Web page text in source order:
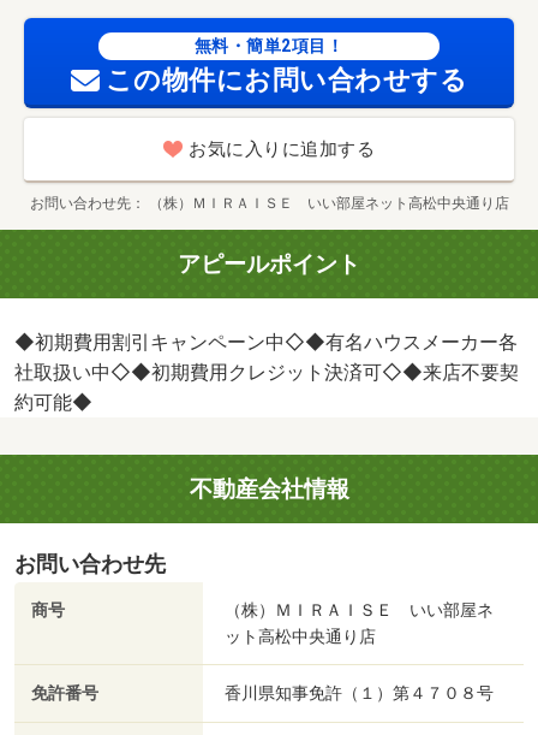
無料・簡単2項目！
この物件にお問い合わせする
お気に入りに追加する
お問い合わせ先 （株）ＭＩＲＡＩＳＥ いい部屋ネット高松中央通り店
アピールポイント
◆初期費用割引キャンペーン中◇◆有名ハウスメーカー各
社取扱い中◇◆初期費用クレジット決済可◇◆来店不要契
約可能◆
不動産会社情報
お問い合わせ先
商号
（株）ＭＩＲＡＩＳＥ いい部屋ネ
ット高松中央通り店
免許番号 香川県知事免許（１）第４７０８号